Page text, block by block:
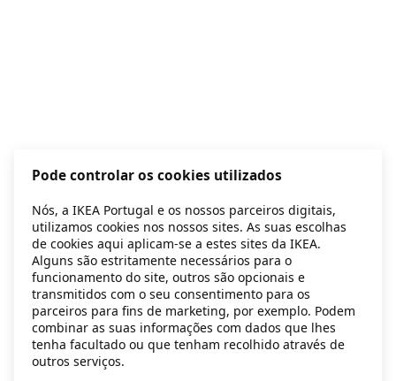
Application error: a client-side exception has occurred
Pode controlar os cookies utilizados
Nós, a IKEA Portugal e os nossos parceiros digitais,
utilizamos cookies nos nossos sites. As suas escolhas
de cookies aqui aplicam-se a estes sites da IKEA.
Alguns são estritamente necessários para o
funcionamento do site, outros são opcionais e
transmitidos com o seu consentimento para os
parceiros para fins de marketing, por exemplo. Podem
combinar as suas informações com dados que lhes
tenha facultado ou que tenham recolhido através de
outros serviços.